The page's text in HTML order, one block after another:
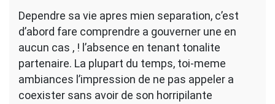
Dependre sa vie apres mien separation, c’est
d’abord fare comprendre a gouverner une en
aucun cas , ! l’absence en tenant tonalite
partenaire. La plupart du temps, toi-meme
ambiances l’impression de ne pas appeler a
coexister sans avoir de son horripilante